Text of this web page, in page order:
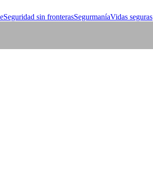
Seguridad sin fronterasSegurmaníaVidas seguras